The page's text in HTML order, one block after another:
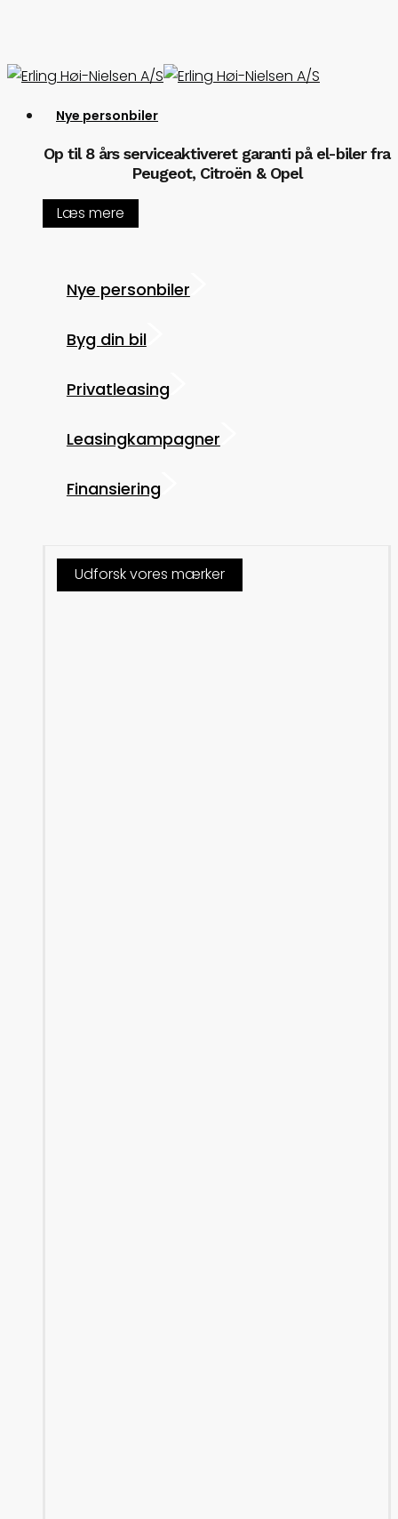
main
Menu
Nye personbiler
Op til 8 års serviceaktiveret garanti på el-biler fra
Peugeot, Citroën & Opel
Læs mere
Nye personbiler
Byg din bil
Privatleasing
Leasingkampagner
Finansiering
Udforsk vores mærker